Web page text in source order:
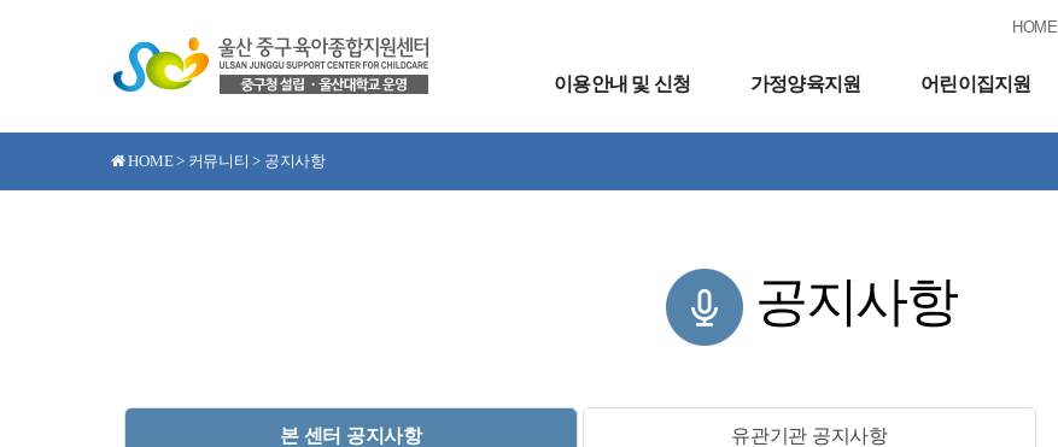
HOME
이용안내 및 신청 가정양육지원 어린이집지원
HOME > 커뮤니티 > 공지사항
공지사항
본 센터 공지사항 유관기관 공지사항